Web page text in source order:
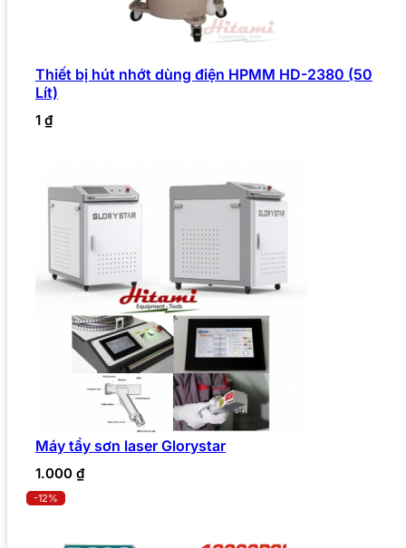
Thiết bị hút nhớt dùng điện HPMM HD-2380 (50
Lít)
1 ₫
Máy tẩy sơn laser Glorystar
1.000 ₫
-12%